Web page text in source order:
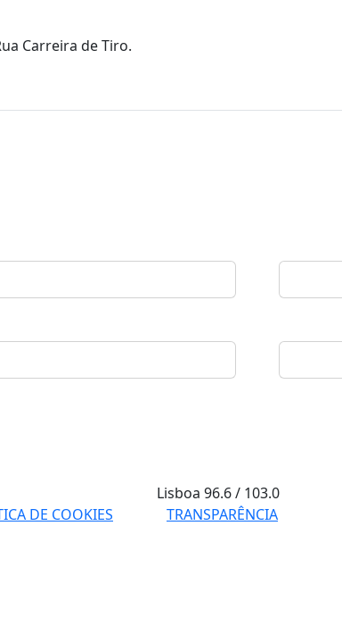
Carreira de Tiro.
Lisboa96.6 / 103.0
DE COOKIES TRANSPARÊNCIA